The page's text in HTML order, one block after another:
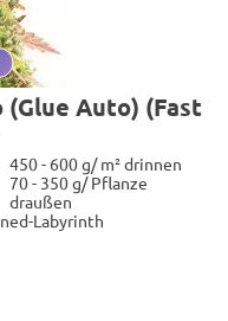
(Glue Auto) (Fast
450 - 600 g/ m² drinnen
70 - 350 g/ Pflanze
draußen
Labyrinth